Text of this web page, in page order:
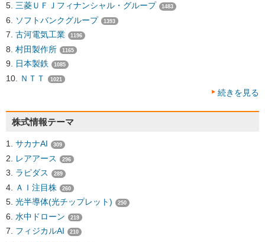
三菱ＵＦＪフィナンシャル・グループ 1483
ソフトバンクグループ 1393
古河電気工業 1196
村田製作所 1165
日本製鉄 1085
ＮＴＴ 1021
続きを見る
株式情報テーマ
サカナAI 309
レアアース 296
ラピダス 289
ＡＩ注目株 260
光半導体(光チップレット) 250
水中ドローン 219
フィジカルAI 210